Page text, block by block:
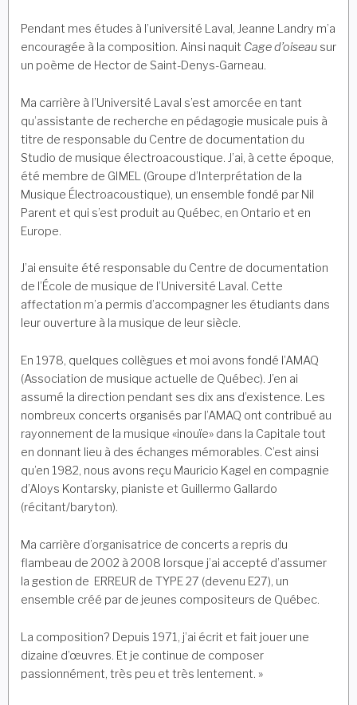
Pendant mes études à l’université Laval, Jeanne Landry m’a
encouragée à la composition. Ainsi naquit Cage d’oiseau sur
un poème de Hector de Saint-Denys-Garneau.
Ma carrière à l’Université Laval s’est amorcée en tant
qu’assistante de recherche en pédagogie musicale puis à
titre de responsable du Centre de documentation du
Studio de musique électroacoustique. J’ai, à cette époque,
été membre de GIMEL (Groupe d’Interprétation de la
Musique Électroacoustique), un ensemble fondé par Nil
Parent et qui s’est produit au Québec, en Ontario et en
Europe.
J’ai ensuite été responsable du Centre de documentation
de l’École de musique de l’Université Laval. Cette
affectation m’a permis d’accompagner les étudiants dans
leur ouverture à la musique de leur siècle.
En 1978, quelques collègues et moi avons fondé l’AMAQ
(Association de musique actuelle de Québec). J’en ai
assumé la direction pendant ses dix ans d’existence. Les
nombreux concerts organisés par l’AMAQ ont contribué au
rayonnement de la musique «inouïe» dans la Capitale tout
en donnant lieu à des échanges mémorables. C’est ainsi
qu’en 1982, nous avons reçu Mauricio Kagel en compagnie
d’Aloys Kontarsky, pianiste et Guillermo Gallardo
(récitant/baryton).
Ma carrière d’organisatrice de concerts a repris du
flambeau de 2002 à 2008 lorsque j’ai accepté d’assumer
la gestion de ERREUR de TYPE 27 (devenu E27), un
ensemble créé par de jeunes compositeurs de Québec.
La composition? Depuis 1971, j’ai écrit et fait jouer une
dizaine d’œuvres. Et je continue de composer
passionnément, très peu et très lentement. »